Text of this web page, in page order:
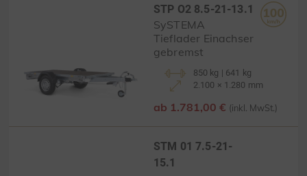
STP O2 8.5-21-13.1
SySTEMA
Tieflader Einachser
gebremst
850 kg | 641 kg
2.100 × 1.280 mm
ab 1.781,00 € (inkl. MwSt.)
STM 01 7.5-21-
15.1